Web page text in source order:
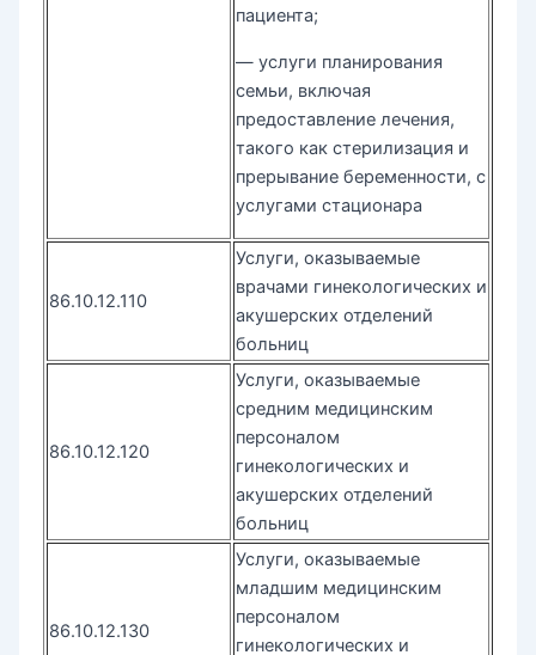
пациента;
— услуги планирования
семьи, включая
предоставление лечения,
такого как стерилизация и
прерывание беременности, с
услугами стационара
86.10.12.110
Услуги, оказываемые
врачами гинекологических и
акушерских отделений
больниц
86.10.12.120
Услуги, оказываемые
средним медицинским
персоналом
гинекологических и
акушерских отделений
больниц
86.10.12.130
Услуги, оказываемые
младшим медицинским
персоналом
гинекологических и